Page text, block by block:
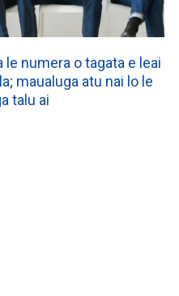
le numera o tagata e leai
maualuga atu nai lo le
talu ai